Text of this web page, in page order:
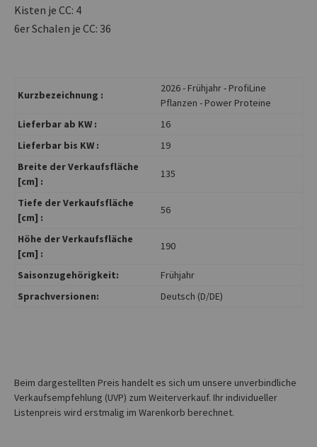
Kisten je CC: 4
6er Schalen je CC: 36
Kurzbezeichnung :
2026 - Frühjahr - ProfiLine
Pflanzen - Power Proteine
Lieferbar ab KW :
16
Lieferbar bis KW :
19
Breite der Verkaufsfläche
[cm] :
135
Tiefe der Verkaufsfläche
[cm] :
56
Höhe der Verkaufsfläche
[cm] :
190
Saisonzugehörigkeit:
Frühjahr
Sprachversionen:
Deutsch (D/DE)
Beim dargestellten Preis handelt es sich um unsere unverbindliche
Verkaufsempfehlung (UVP) zum Weiterverkauf. Ihr individueller
Listenpreis wird erstmalig im Warenkorb berechnet.